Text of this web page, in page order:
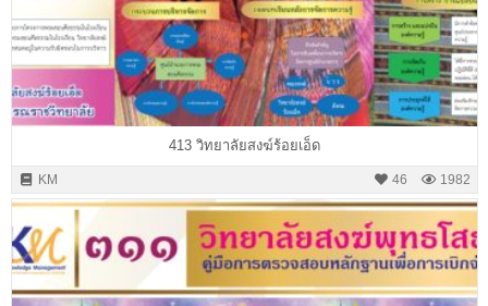
413 วิทยาลัยสงฆ์ร้อยเอ็ด
KM 1982
46